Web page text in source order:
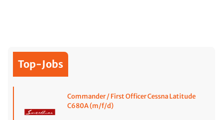
Top-Jobs
Commander / First Officer Cessna Latitude
C680A (m/f/d)